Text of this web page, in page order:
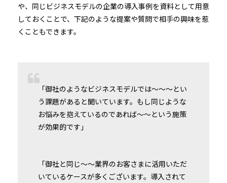
や、同じビジネスモデルの企業の導入事例を資料として用意
しておくことで、下記のような提案や質問で相手の興味を惹
くこともできます。
「御社のようなビジネスモデルでは〜〜〜とい
う課題があると聞いています。もし同じような
お悩みを抱えているのであれば〜〜という施策
が効果的です」
「御社と同じ〜〜業界のお客さまに活用いただ
いているケースが多くございます。導入されて